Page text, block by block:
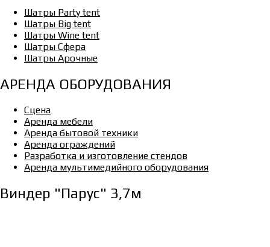
Шатры Party tent
Шатры Big tent
Шатры Wine tent
Шатры Сфера
Шатры Арочные
АРЕНДА ОБОРУДОВАНИЯ
Сцена
Аренда мебели
Аренда бытовой техники
Аренда ограждений
Разработка и изготовление стендов
Аренда мультимедийного оборудования
Виндер "Парус" 3,7м